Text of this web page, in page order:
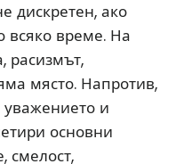
дискретен, ако
всяко време. На
расизмът,
място. Напротив,
и
основни
смелост,